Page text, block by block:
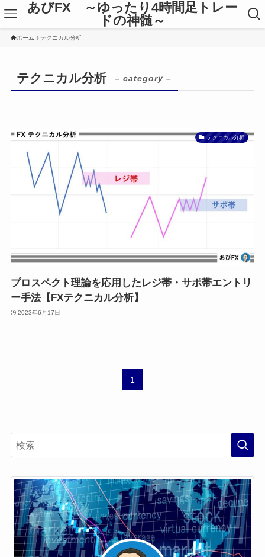
あびFX ～ゆったり4時間足トレー
ドの神髄～
ホーム テクニカル分析
テクニカル分析 – category –
テクニカル分析
プロスペクト理論を応用したレジ帯・サポ帯エントリ
ー手法【FXテクニカル分析】
2023年6月17日
1